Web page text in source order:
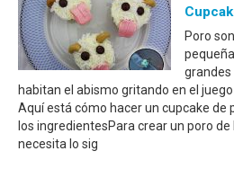
Poro
grandes
habitan el abismo gritando en el
Aquí está cómo hacer un cupcake de
los ingredientesPara crear un poro de
necesita lo sig